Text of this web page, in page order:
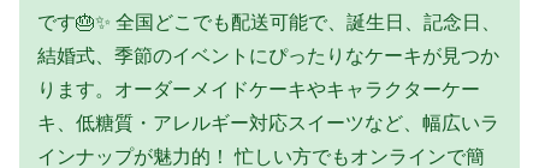
です🎂✨ 全国どこでも配送可能で、誕生日、記念日、
結婚式、季節のイベントにぴったりなケーキが見つか
ります。オーダーメイドケーキやキャラクターケー
キ、低糖質・アレルギー対応スイーツなど、幅広いラ
インナップが魅力的！ 忙しい方でもオンラインで簡